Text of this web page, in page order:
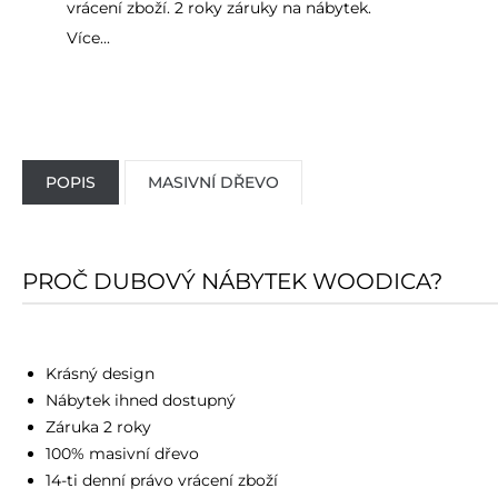
vrácení zboží. 2 roky záruky na nábytek.
Více...
POPIS MASIVNÍ DŘEVO
PROČ DUBOVÝ NÁBYTEK WOODICA?
Krásný design
Nábytek ihned dostupný
Záruka 2 roky
100% masivní dřevo
14-ti denní právo vrácení zboží